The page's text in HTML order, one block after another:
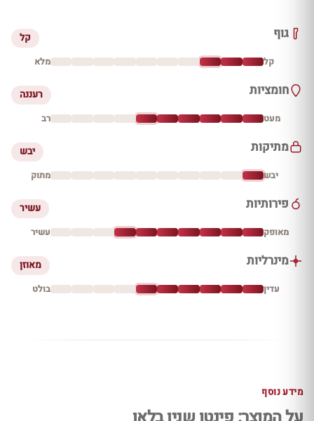
גוף קל
קל מלא
חומציות רעננה
מעט רב
מתיקות יבש
יבש מתוק
פירותיות עשיר
מאופק עשיר
מינרליות מאוזן
עדין בולט
מידע נוסף